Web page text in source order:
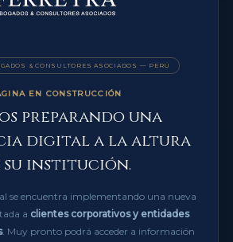
& CONSULTORES ASOCIADOS — PERÚ
EN CONSTRUCCIÓN
preparando una
digital a la altura
su institución.
se encuentra implementando una nueva
a clientes corporativos y entidades
. Muy pronto podrá acceder a información